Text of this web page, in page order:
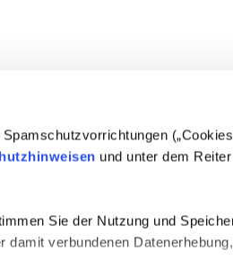
und unter dem
Sie der Nutzung und
verbundenen